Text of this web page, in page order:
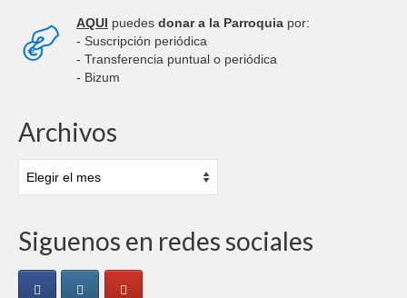
AQUI puedes donar a la Parroquia por:
- Suscripción periódica
- Transferencia puntual o periódica
- Bizum
Archivos
Siguenos en redes sociales